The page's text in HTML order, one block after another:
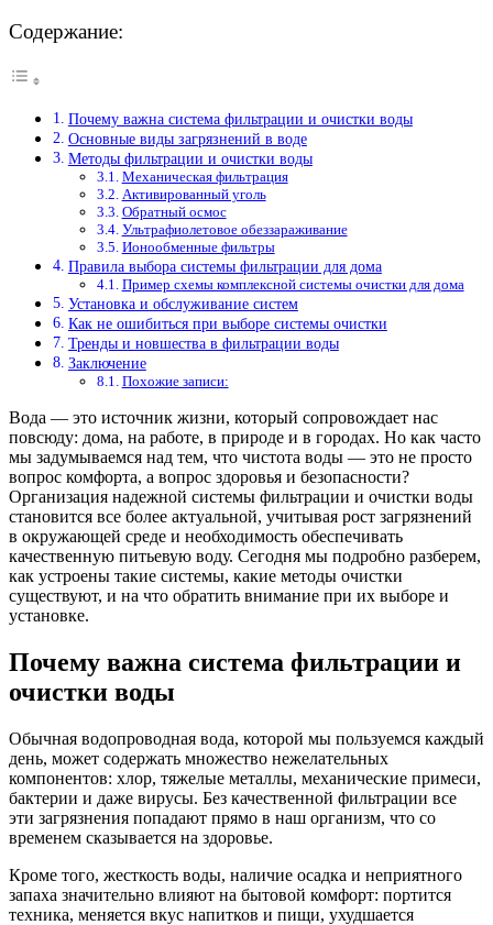
Содержание:
Почему важна система фильтрации и очистки воды
Основные виды загрязнений в воде
Методы фильтрации и очистки воды
Механическая фильтрация
Активированный уголь
Обратный осмос
Ультрафиолетовое обеззараживание
Ионообменные фильтры
Правила выбора системы фильтрации для дома
Пример схемы комплексной системы очистки для дома
Установка и обслуживание систем
Как не ошибиться при выборе системы очистки
Тренды и новшества в фильтрации воды
Заключение
Похожие записи:
Вода — это источник жизни, который сопровождает нас
повсюду: дома, на работе, в природе и в городах. Но как часто
мы задумываемся над тем, что чистота воды — это не просто
вопрос комфорта, а вопрос здоровья и безопасности?
Организация надежной системы фильтрации и очистки воды
становится все более актуальной, учитывая рост загрязнений
в окружающей среде и необходимость обеспечивать
качественную питьевую воду. Сегодня мы подробно разберем,
как устроены такие системы, какие методы очистки
существуют, и на что обратить внимание при их выборе и
установке.
Почему важна система фильтрации и
очистки воды
Обычная водопроводная вода, которой мы пользуемся каждый
день, может содержать множество нежелательных
компонентов: хлор, тяжелые металлы, механические примеси,
бактерии и даже вирусы. Без качественной фильтрации все
эти загрязнения попадают прямо в наш организм, что со
временем сказывается на здоровье.
Кроме того, жесткость воды, наличие осадка и неприятного
запаха значительно влияют на бытовой комфорт: портится
техника, меняется вкус напитков и пищи, ухудшается